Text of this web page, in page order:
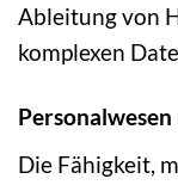
Ableitung von
komplexen
Die Fähigkeit,